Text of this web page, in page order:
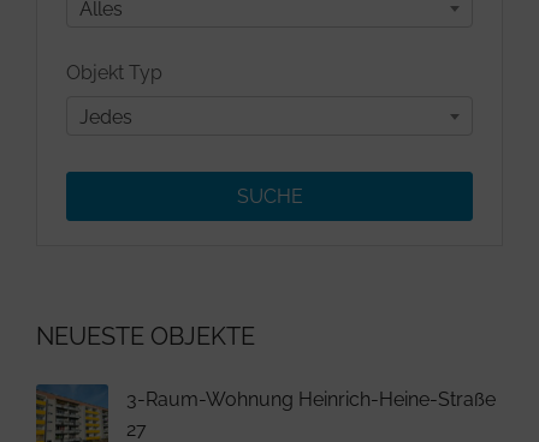
Alles
Objekt Typ
Jedes
NEUESTE OBJEKTE
3-Raum-Wohnung Heinrich-Heine-Straße
27